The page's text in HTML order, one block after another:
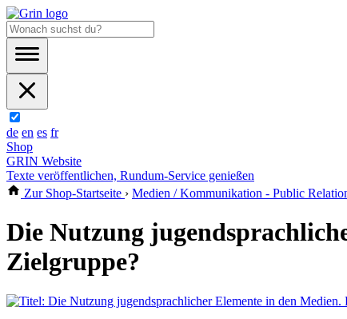
de en es fr
Shop
GRIN Website
Texte veröffentlichen, Rundum-Service genießen
Zur Shop-Startseite › Medien / Kommunikation - Public
Die Nutzung
Zielgruppe?